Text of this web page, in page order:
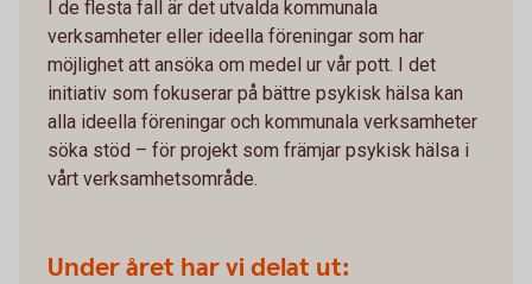
I de flesta fall är det utvalda kommunala
verksamheter eller ideella föreningar som har
möjlighet att ansöka om medel ur vår pott. I det
initiativ som fokuserar på bättre psykisk hälsa kan
alla ideella föreningar och kommunala verksamheter
söka stöd – för projekt som främjar psykisk hälsa i
vårt verksamhetsområde.
Under året har vi delat ut: